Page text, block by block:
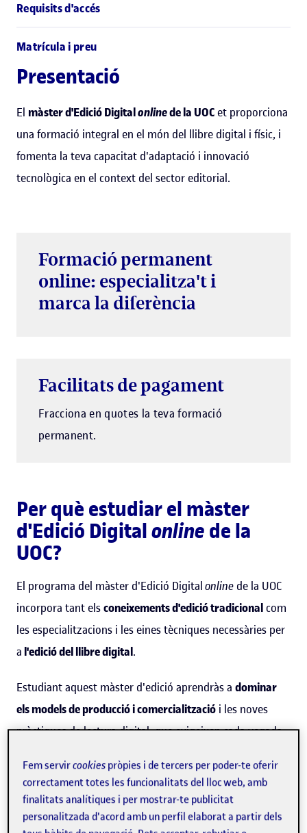
Requisits d'accés
Matrícula i preu
Presentació
El màster d'Edició Digitalonlinede la UOCet proporciona
una formació integral en el món del llibre digital i físic, i
fomenta la teva capacitat d'adaptació i innovació
tecnològica en el context del sector editorial.
Formació permanent
online: especialitza't i
marca la diferència
Facilitats de pagament
Fracciona en quotes la teva formació
permanent.
Per què estudiar el màster
d'Edició Digitalonline de la
UOC?
El programa del màster d'Edició Digitalonline de la UOC
incorpora tant elsconeixements d'edició tradicionalcom
les especialitzacions i les eines tècniques necessàries per
a l'edició del llibre digital.
Estudiant aquest màster d'edició aprendràs a dominar
els models de producció i comercialització i les noves
pràctiques de lectura digital, que exigeixen cada vegada
permetrà prendre decisions i implementar solucions
imaginatives i eficients.
Fem servircookies pròpies i de tercers per poder-te oferir
correctament totes les funcionalitats del lloc web, amb
finalitats analítiques i per mostrar-te publicitat
personalitzada d'acord amb un perfil elaborat a partir dels